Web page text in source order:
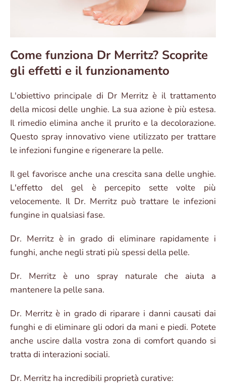
Come funziona Dr Merritz? Scoprite
gli effetti e il funzionamento
L'obiettivo principale di Dr Merritz è il trattamento
della micosi delle unghie. La sua azione è più estesa.
Il rimedio elimina anche il prurito e la decolorazione.
Questo spray innovativo viene utilizzato per trattare
le infezioni fungine e rigenerare la pelle.
Il gel favorisce anche una crescita sana delle unghie.
L'effetto del gel è percepito sette volte più
velocemente. Il Dr. Merritz può trattare le infezioni
fungine in qualsiasi fase.
Dr. Merritz è in grado di eliminare rapidamente i
funghi, anche negli strati più spessi della pelle.
Dr. Merritz è uno spray naturale che aiuta a
mantenere la pelle sana.
Dr. Merritz è in grado di riparare i danni causati dai
funghi e di eliminare gli odori da mani e piedi. Potete
anche uscire dalla vostra zona di comfort quando si
tratta di interazioni sociali.
Dr. Merritz ha incredibili proprietà curative: